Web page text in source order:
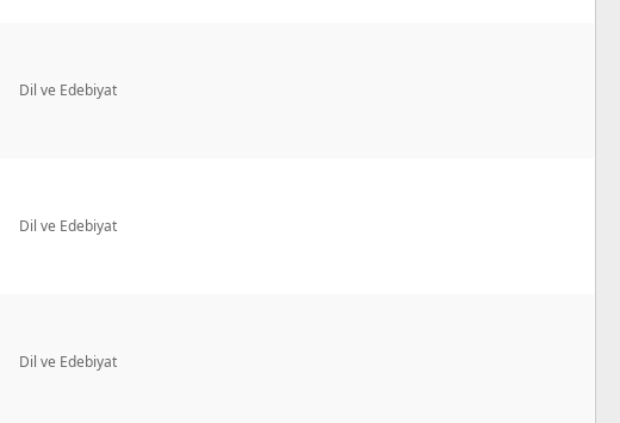
Dil ve Edebiyat
Dil ve Edebiyat
Dil ve Edebiyat